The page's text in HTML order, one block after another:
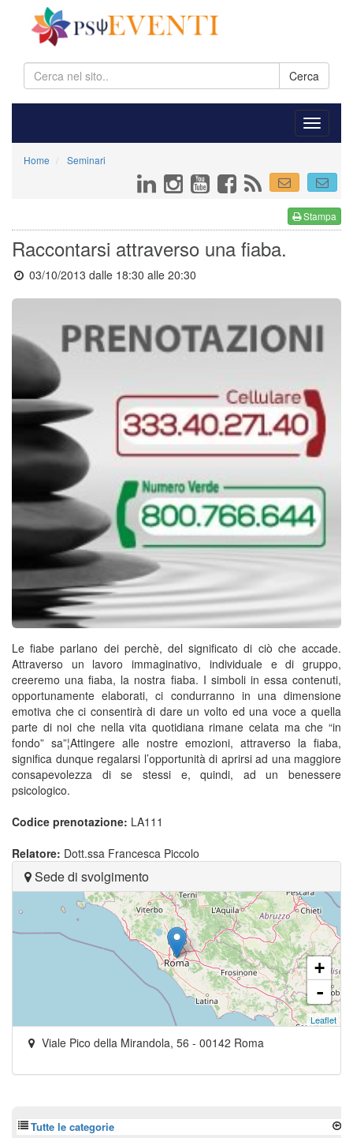
Cerca
Home Seminari
Stampa
Raccontarsi attraverso una fiaba.
03/10/2013 dalle 18:30 alle 20:30
Le fiabe parlano dei perchè, del significato di ciò che accade.
Attraverso un lavoro immaginativo, individuale e di gruppo,
creeremo una fiaba, la nostra fiaba. I simboli in essa contenuti,
opportunamente elaborati, ci condurranno in una dimensione
emotiva che ci consentirà di dare un volto ed una voce a quella
parte di noi che nella vita quotidiana rimane celata ma che “in
fondo” sa”¦Attingere alle nostre emozioni, attraverso la fiaba,
significa dunque regalarsi l’opportunità di aprirsi ad una maggiore
consapevolezza di se stessi e, quindi, ad un benessere
psicologico.
Codice prenotazione: LA111
Relatore: Dott.ssa Francesca Piccolo
Sede di svolgimento
+
-
Leaflet
Viale Pico della Mirandola, 56 - 00142 Roma
Tutte le categorie